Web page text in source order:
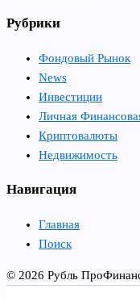
Рубрики
Фондовый Рынок
News
Инвестиции
Личная
Криптовалюты
Недвижимость
Навигация
Главная
Поиск
© 2026 Рубль Про